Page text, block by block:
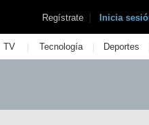
Regístrate | Inicia
TV | Tecnología | Deportes